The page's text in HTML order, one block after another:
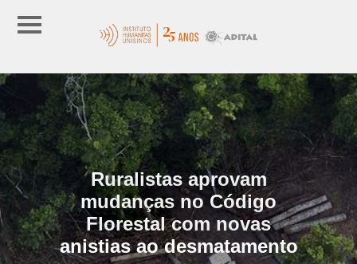
Ruralistas aprovam
mudanças no Código
Florestal com novas
anistias ao desmatamento